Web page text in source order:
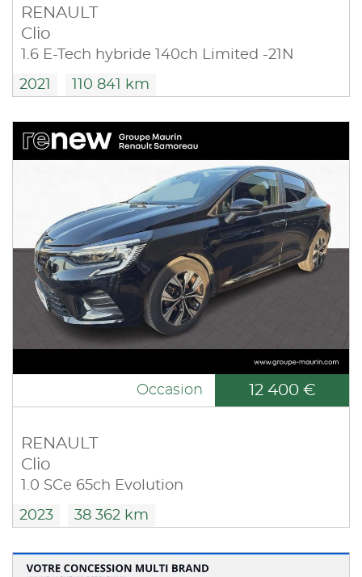
RENAULT
Clio
1.6 E-Tech hybride 140ch Limited -21N
2021 110 841 km
Occasion 12 400 €
RENAULT
Clio
1.0 SCe 65ch Evolution
2023 38 362 km